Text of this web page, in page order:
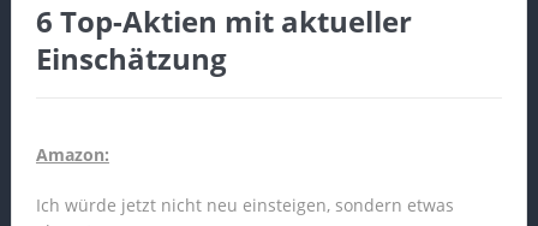
6 Top-Aktien mit aktueller
Einschätzung
Amazon:
Ich würde jetzt nicht neu einsteigen, sondern etwas